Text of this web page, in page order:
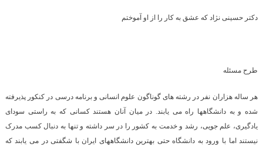
دکتر حسینی نژاد که عشق به کار را از او آموختم
طرح مسئله
هر ساله هزاران نفر در رشته های گوناگون علوم انسانی و برنامه درسی در کنکور پذیرفته
شده و به دانشگاهها راه می یابند. در میان آنان هستند کسانی که به راستی سودای
یادگیری، علم جویی، رشد و خدمت به کشور را در سر داشته و تنها به دنبال کسب مدرک
نیستند اما با ورود به دانشگاه حتی بهترین دانشگاههای ایران با شگفتی در می یابند که